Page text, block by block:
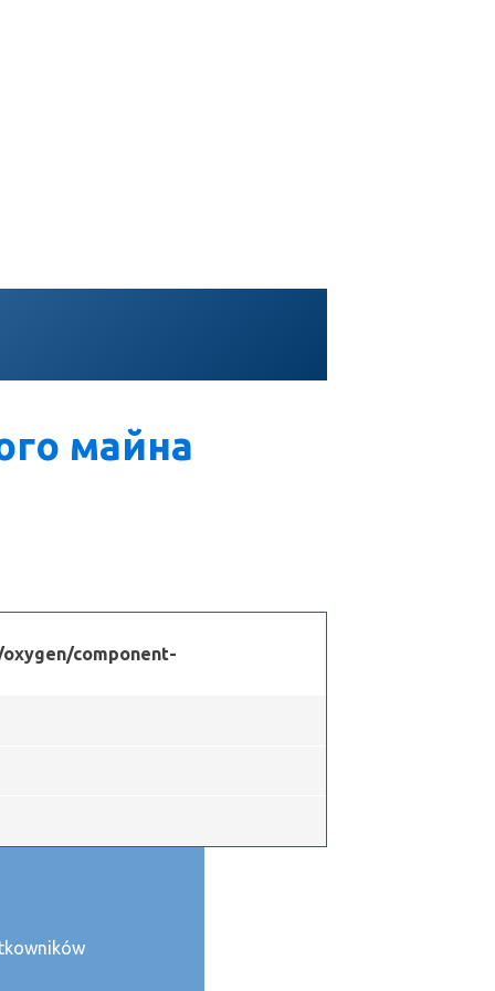
майна
component-